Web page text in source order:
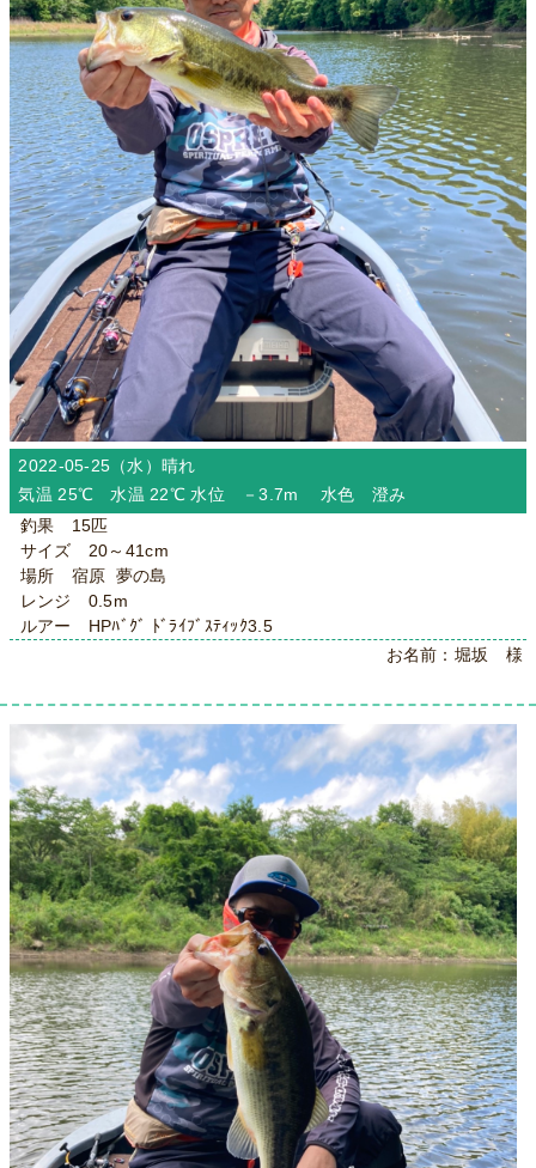
2022-05-25（水）晴れ
気温 25℃ 水温 22℃ 水位 －3.7m 水色 澄み
釣果 15匹
サイズ 20～41cm
場所 宿原 夢の島
レンジ 0.5m
ルアー HPﾊﾞｸﾞ ﾄﾞﾗｲﾌﾞｽﾃｨｯｸ3.5
お名前：堀坂 様